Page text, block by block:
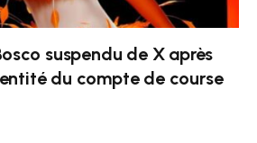
suspendu de X après
du compte de course